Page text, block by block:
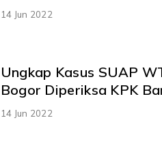
14 Jun 2022
Ungkap Kasus SUAP
Bogor Diperiksa KPK
14 Jun 2022